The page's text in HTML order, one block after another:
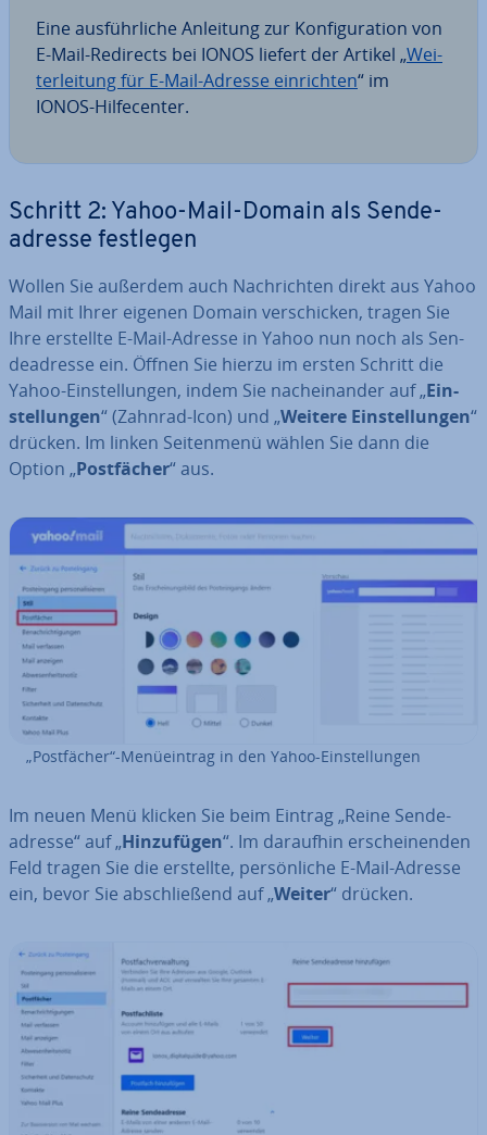
Eine aus­führ­li­che Anleitung zur Kon­fi­gu­ra­ti­on von
E-Mail-Redirects bei IONOS liefert der Artikel „Wei­
ter­lei­tung für E-Mail-Adresse ein­rich­ten“ im
IONOS-Hilfe­cen­ter.
Schritt 2: Yahoo-Mail-Domain als Sen­de­
adres­se festlegen
Wollen Sie außerdem auch Nach­rich­ten direkt aus Yahoo
Mail mit Ihrer eigenen Domain ver­schi­cken, tragen Sie
Ihre erstellte E-Mail-Adresse in Yahoo nun noch als Sen­
de­adres­se ein. Öffnen Sie hierzu im ersten Schritt die
Yahoo-Ein­stel­lun­gen, indem Sie nach­ein­an­der auf „Ein­
stel­lun­gen“ (Zahnrad-Icon) und „Weitere Ein­stel­lun­gen“
drücken. Im linken Sei­ten­me­nü wählen Sie dann die
Option „Post­fä­cher“ aus.
„Post­fä­cher“-Me­nü­ein­trag in den Yahoo-Ein­stel­lun­gen
Im neuen Menü klicken Sie beim Eintrag „Reine Sen­de­
adres­se“ auf „Hin­zu­fü­gen“. Im daraufhin er­schei­nen­den
Feld tragen Sie die erstellte, per­sön­li­che E-Mail-Adresse
ein, bevor Sie ab­schlie­ßend auf „Weiter“ drücken.